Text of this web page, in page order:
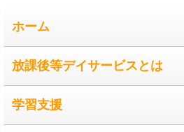
ホーム
放課後等デイサービスとは
学習支援